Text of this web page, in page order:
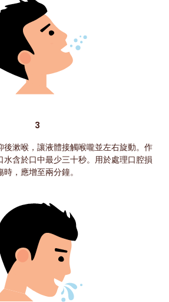
3
後漱喉，讓液體接觸喉嚨並左右旋動。作
水含於口中最少三十秒。用於處理口腔損
時，應增至兩分鐘。